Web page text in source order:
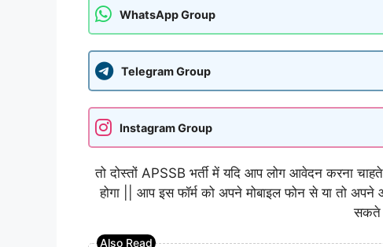
WhatsApp Group
Telegram Group
Instagram Group
तो दोस्तों APSSB भर्ती में यदि आप लोग आवेदन करना
होगा || आप इस फॉर्म को अपने मोबाइल फोन से या तो
सकते